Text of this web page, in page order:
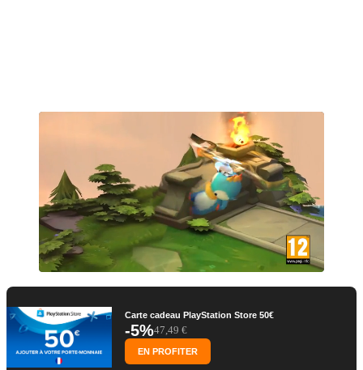
Carte cadeau PlayStation Store 50€
-5%47,49 €
EN PROFITER